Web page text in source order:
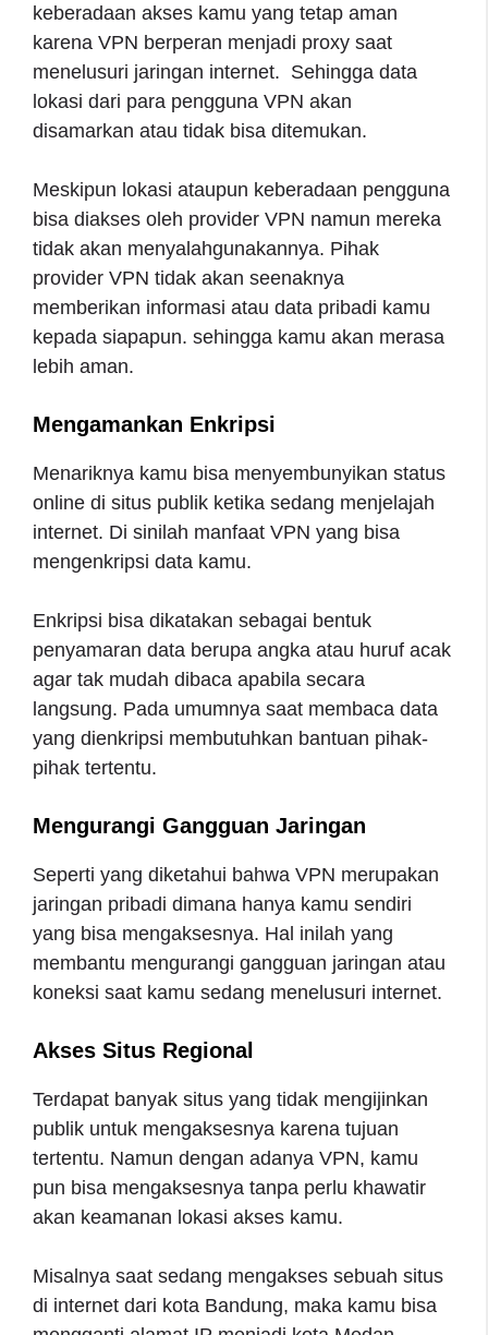
keberadaan akses kamu yang tetap aman
karena VPN berperan menjadi proxy saat
menelusuri jaringan internet. Sehingga data
lokasi dari para pengguna VPN akan
disamarkan atau tidak bisa ditemukan.
Meskipun lokasi ataupun keberadaan pengguna
bisa diakses oleh provider VPN namun mereka
tidak akan menyalahgunakannya. Pihak
provider VPN tidak akan seenaknya
memberikan informasi atau data pribadi kamu
kepada siapapun. sehingga kamu akan merasa
lebih aman.
Mengamankan Enkripsi
Menariknya kamu bisa menyembunyikan status
online di situs publik ketika sedang menjelajah
internet. Di sinilah manfaat VPN yang bisa
mengenkripsi data kamu.
Enkripsi bisa dikatakan sebagai bentuk
penyamaran data berupa angka atau huruf acak
agar tak mudah dibaca apabila secara
langsung. Pada umumnya saat membaca data
yang dienkripsi membutuhkan bantuan pihak-
pihak tertentu.
Mengurangi Gangguan Jaringan
Seperti yang diketahui bahwa VPN merupakan
jaringan pribadi dimana hanya kamu sendiri
yang bisa mengaksesnya. Hal inilah yang
membantu mengurangi gangguan jaringan atau
koneksi saat kamu sedang menelusuri internet.
Akses Situs Regional
Terdapat banyak situs yang tidak mengijinkan
publik untuk mengaksesnya karena tujuan
tertentu. Namun dengan adanya VPN, kamu
pun bisa mengaksesnya tanpa perlu khawatir
akan keamanan lokasi akses kamu.
Misalnya saat sedang mengakses sebuah situs
di internet dari kota Bandung, maka kamu bisa